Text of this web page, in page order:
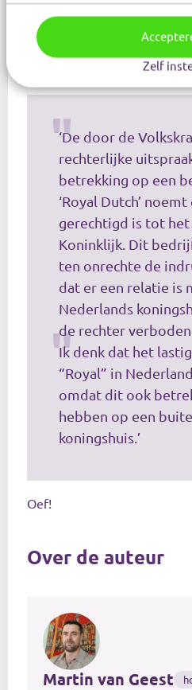
Zelf
& onderscheidingen’Frank
jaar en dag bedrijven bijstaat
koninklijke titel willen
laat Van der Vorm weten:
‘De door de
rechterlijke
betrekking op een
‘Royal Dutch’
gerechtigd is tot
Koninklijk. Dit
ten onrechte de
dat er een relatie is
Nederlands
de rechter
Ik denk dat het
“Royal” in
omdat dit ook
hebben op een
koningshuis.’
Oef!
Over de auteur
Martin van Geest